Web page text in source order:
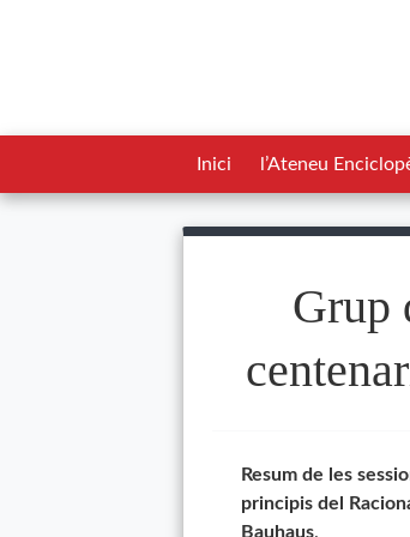
Inici l’Ateneu
Grup
Resum de les
principis del
Bauhaus.